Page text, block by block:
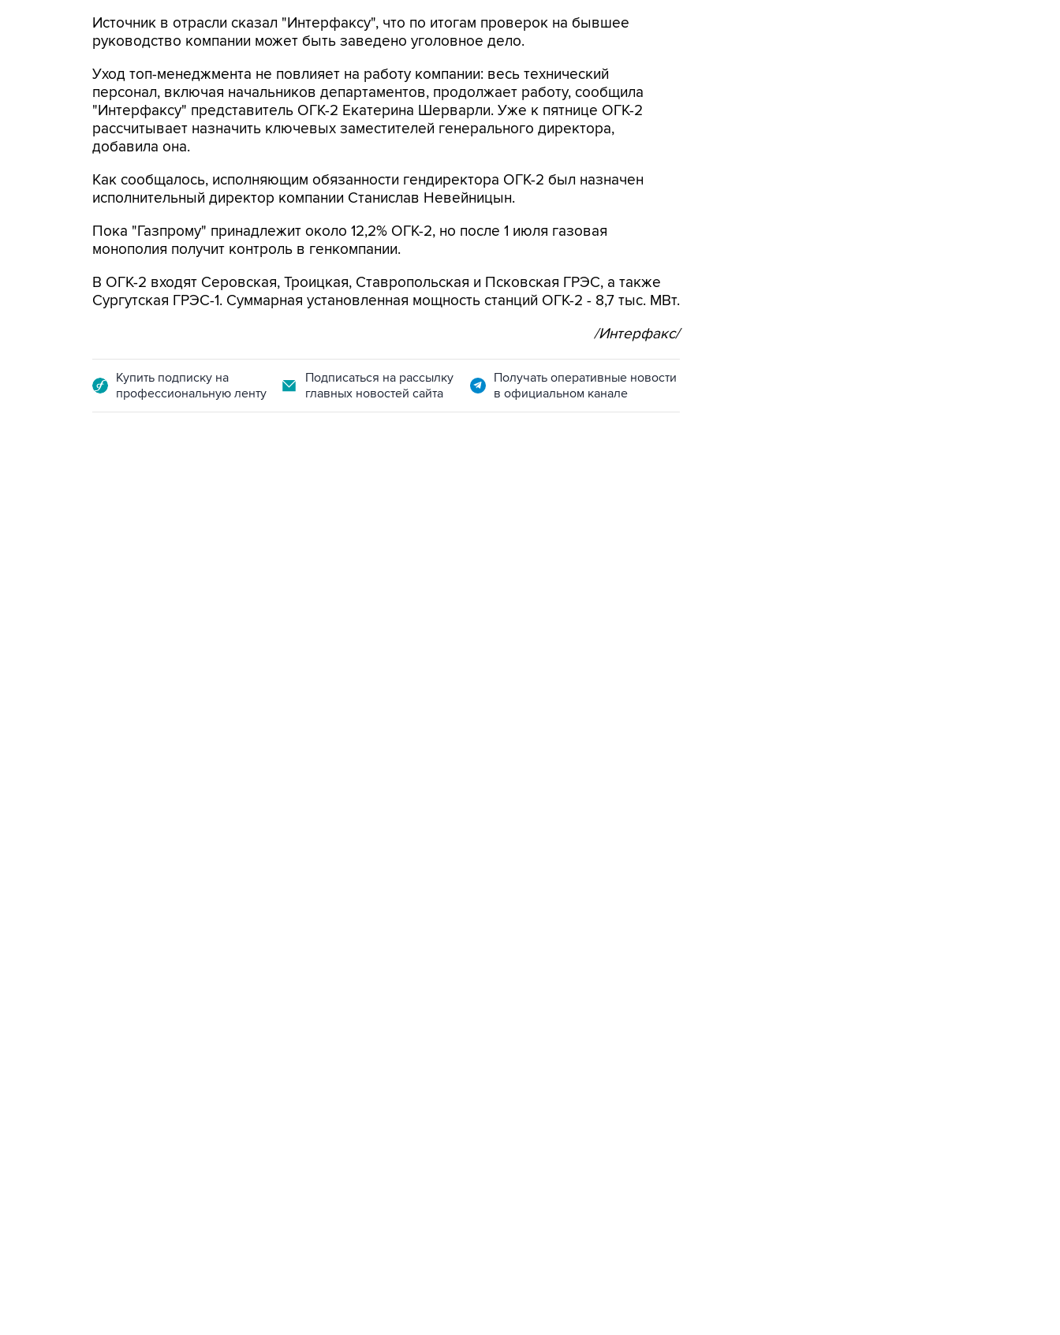
Источник в отрасли сказал "Интерфаксу", что по итогам проверок на бывшее
руководство компании может быть заведено уголовное дело.
Уход топ-менеджмента не повлияет на работу компании: весь технический
персонал, включая начальников департаментов, продолжает работу, сообщила
"Интерфаксу" представитель ОГК-2 Екатерина Шерварли. Уже к пятнице ОГК-2
рассчитывает назначить ключевых заместителей генерального директора,
добавила она.
Как сообщалось, исполняющим обязанности гендиректора ОГК-2 был назначен
исполнительный директор компании Станислав Невейницын.
Пока "Газпрому" принадлежит около 12,2% ОГК-2, но после 1 июля газовая
монополия получит контроль в генкомпании.
В ОГК-2 входят Серовская, Троицкая, Ставропольская и Псковская ГРЭС, а также
Сургутская ГРЭС-1. Суммарная установленная мощность станций ОГК-2 - 8,7 тыс. МВт.
/Интерфакс/
Купить подписку на
профессиональную ленту
Подписаться на рассылку
главных новостей сайта
Получать оперативные новости
в официальном канале